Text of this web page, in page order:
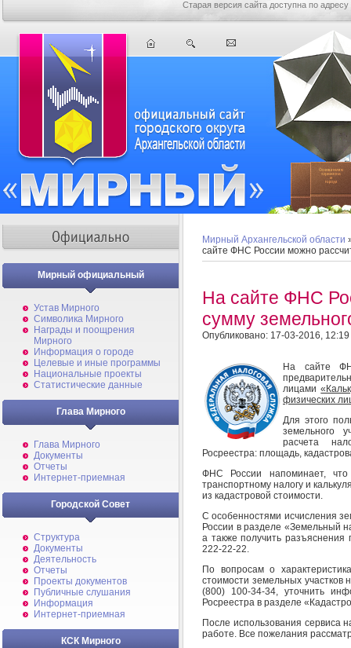
Старая версия сайта доступна по адресу
Мирный официальный
Устав Мирного
Символика Мирного
Награды и поощрения
Мирного
Информация о городе
Целевые и иные программы
Национальные проекты
Статистические данные
Глава Мирного
Глава Мирного
Документы
Отчеты
Интернет-приемная
Городской Совет
Структура
Документы
Деятельность
Отчеты
Проекты документов
Публичные слушания
Информация
Интернет-приемная
КСК Мирного
Мирный Архангельской области
сайте ФНС России можно
На сайте ФНС
сумму
Опубликовано: 17-03-2016, 12:19
На сайте
лицами
физических
Для этого
земельного
расчета
Росреестра: площадь,
ФНС России напоминает,
транспортному налогу и
из кадастровой стоимости.
С особенностями исчисления
России в разделе «Земельный
а также получить
222-22-22.
По вопросам о
стоимости земельных
(800) 100-34-34, уточнить
Росреестра в разделе
После использования сервиса
работе. Все пожелания